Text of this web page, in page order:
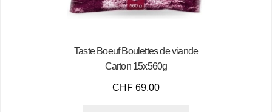
Taste Boeuf Boulettes de viande
Carton 15x560g
CHF 69.00